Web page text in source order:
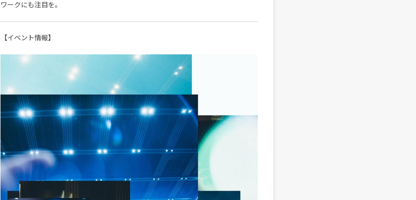
ワークにも注目を。
【イベント情報】